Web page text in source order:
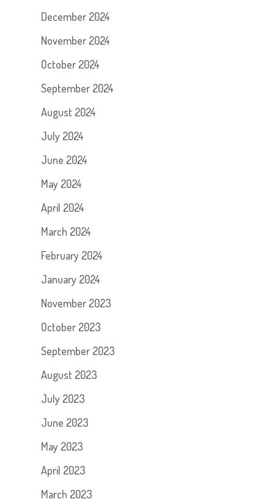
December 2024
November 2024
October 2024
September 2024
August 2024
July 2024
June 2024
May 2024
April 2024
March 2024
February 2024
January 2024
November 2023
October 2023
September 2023
August 2023
July 2023
June 2023
May 2023
April 2023
March 2023